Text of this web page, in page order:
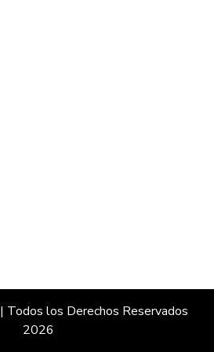
| Todos los Derechos Reservados
2026